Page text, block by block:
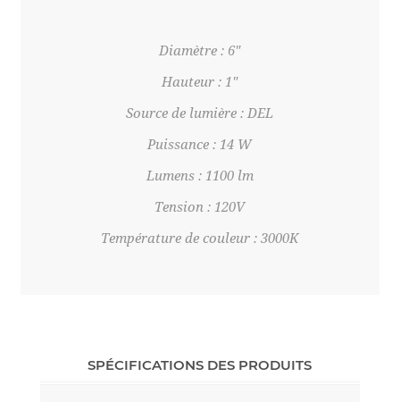
Diamètre : 6"
Hauteur : 1"
Source de lumière : DEL
Puissance : 14 W
Lumens : 1100 lm
Tension : 120V
Température de couleur : 3000K
SPÉCIFICATIONS DES PRODUITS